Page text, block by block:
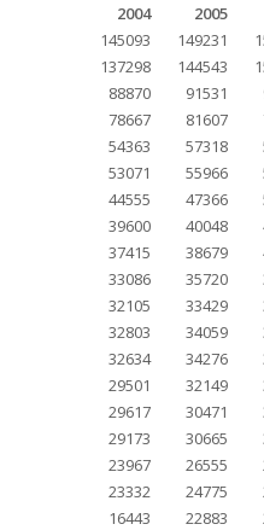
2004 2005
145093 149231
137298 144543
88870 91531
78667 81607
54363 57318
53071 55966
44555 47366
39600 40048
37415 38679
33086 35720
32105 33429
32803 34059
32634 34276
29501 32149
29617 30471
29173 30665
23967 26555
23332 24775
16443 22883